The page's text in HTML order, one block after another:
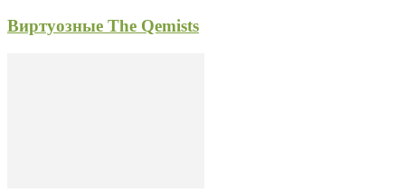
Виртуозные The Qemists